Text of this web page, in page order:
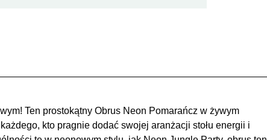
Ten prostokątny Obrus Neon Pomarańcz w żywym
kto pragnie dodać swojej aranżacji stołu energii i